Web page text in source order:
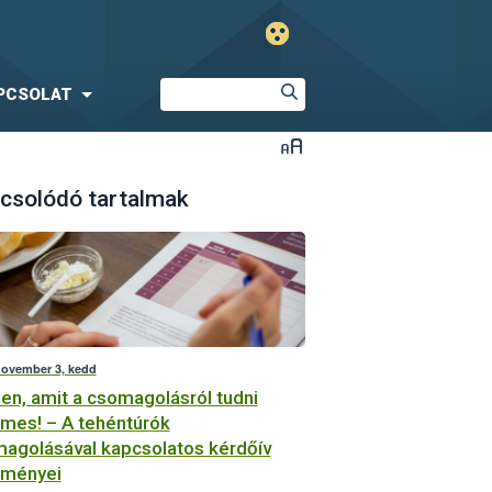
tartalmak
3, kedd
amit a csomagolásról tudni
– A tehéntúrók
kapcsolatos kérdőív